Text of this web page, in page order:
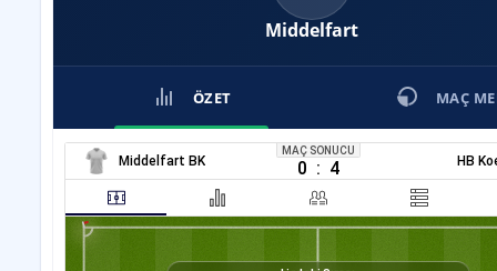
Middelfart
ÖZET MAÇ
Middelfart BK
MAÇ SONUCU
0 : 4 HB